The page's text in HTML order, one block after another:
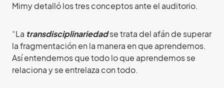
Mimy detalló los tres conceptos ante el auditorio.
“La transdisciplinariedadse trata del afán de superar
la fragmentación en la manera en que aprendemos.
Así entendemos que todo lo que aprendemos se
relaciona y se entrelaza con todo.